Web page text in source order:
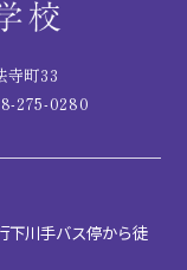
寺町33
275-0280
下川手バス停から徒